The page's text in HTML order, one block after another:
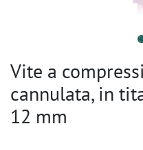
Vite a
cannulata, in
12 mm